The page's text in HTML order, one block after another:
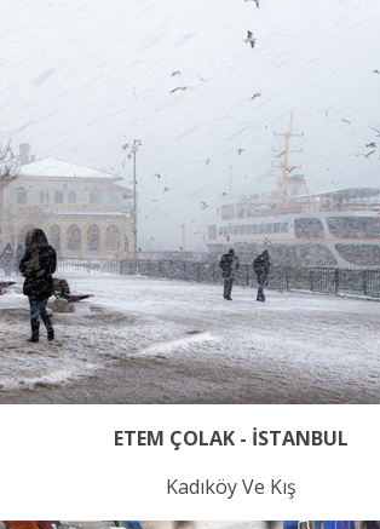
ETEM ÇOLAK - İSTANBUL
Kadıköy Ve Kış